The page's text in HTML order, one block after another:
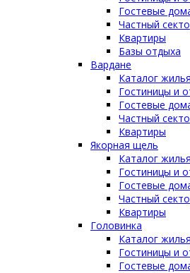
Гостевые
Частный
Квартиры
Базы отдыха
Вардане
Каталог жилья
Гостиницы и
Гостевые
Частный
Квартиры
Якорная щель
Каталог жилья
Гостиницы и
Гостевые
Частный
Квартиры
Головинка
Каталог жилья
Гостиницы и
Гостевые